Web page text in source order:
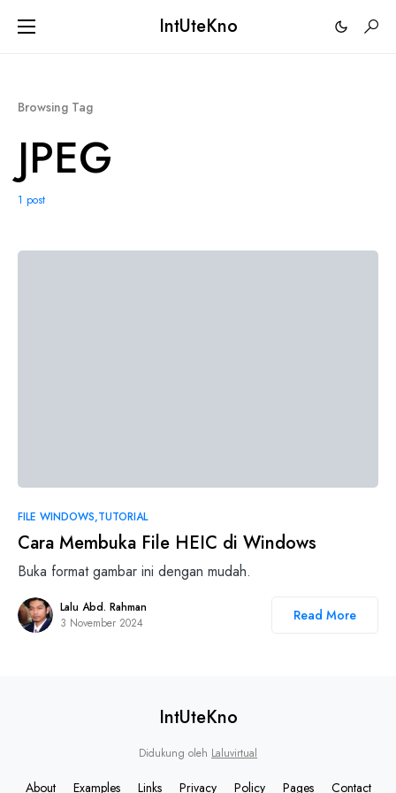
IntUteKno
Browsing Tag
JPEG
1 post
FILE WINDOWS TUTORIAL
Cara Membuka File HEIC di Windows
Buka format gambar ini dengan mudah.
Lalu Abd. Rahman
3 November 2024
Read More
IntUteKno
Didukung oleh Laluvirtual
About Examples Links Privacy Policy Pages Contact